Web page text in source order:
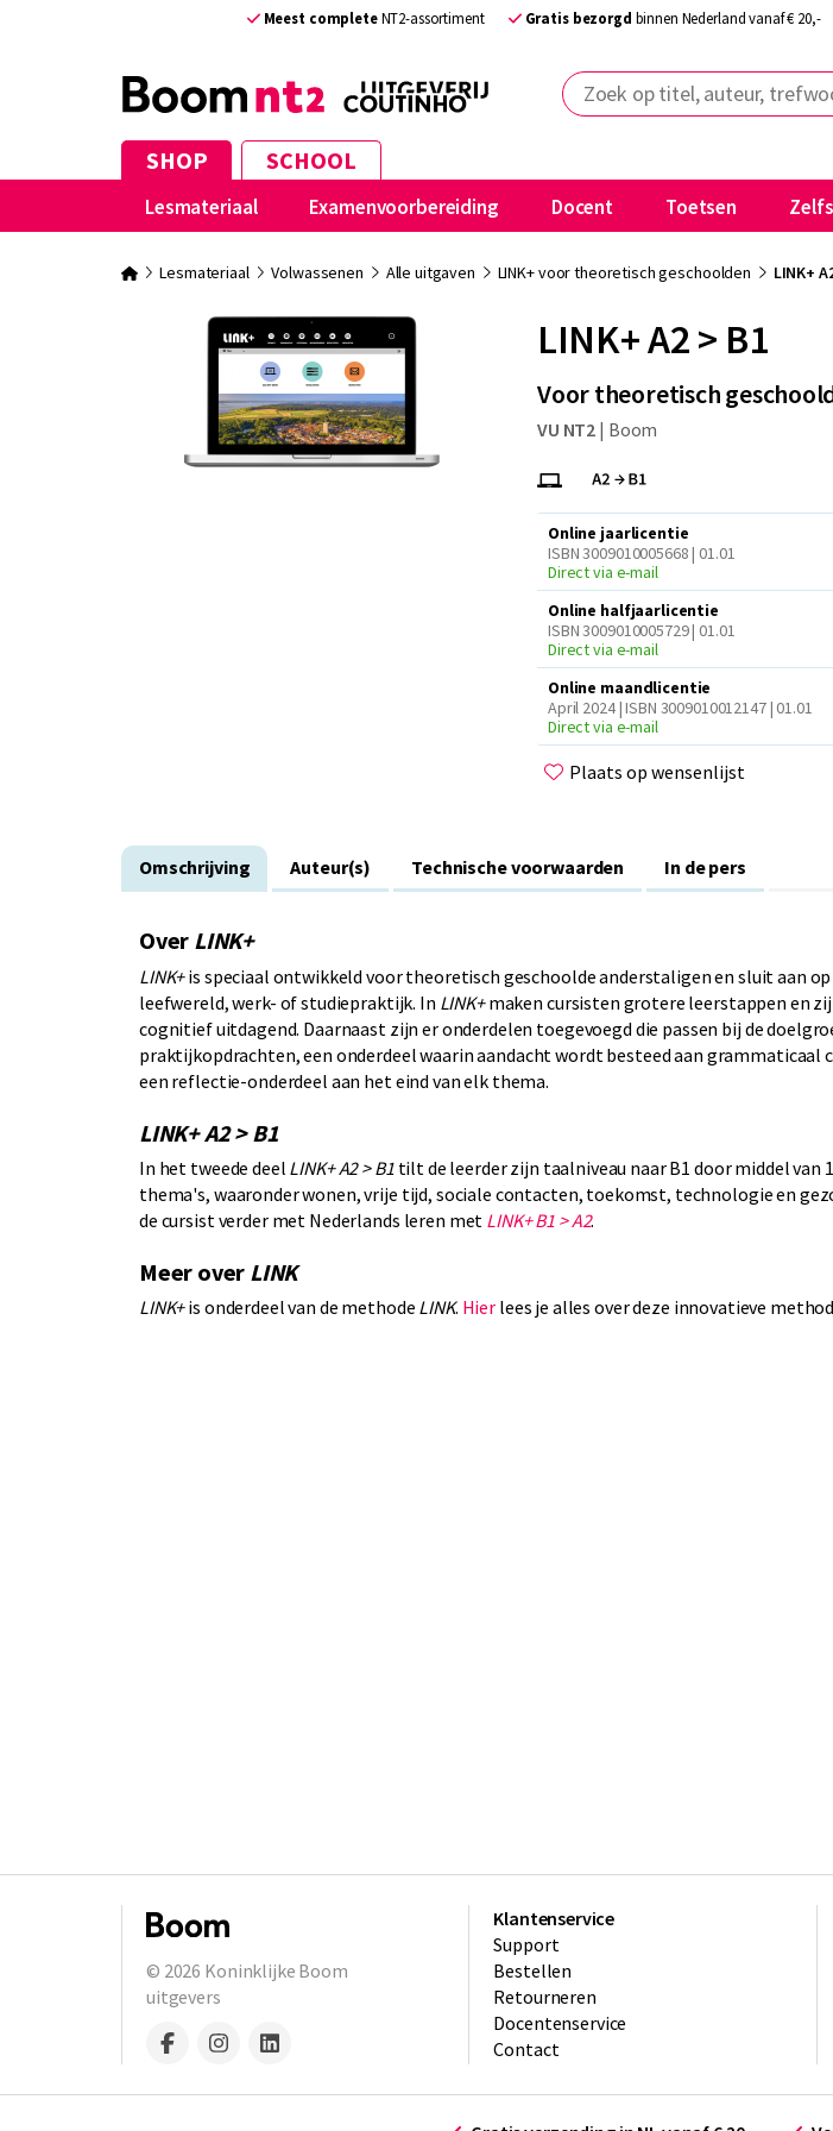
Meest completeNT2-assortiment Gratis bezorgd binnen Nederland vanaf € 20,-
Zoek op titel, auteur, trefwoord
SHOP SCHOOL
Lesmateriaal Examenvoorbereiding Docent Toetsen
Lesmateriaal Volwassenen Alle uitgaven LINK+ voor theoretisch geschoolden LINK+
LINK+ A2 > B1
Voor theoretisch
VU NT2 | Boom
Online jaarlicentie
ISBN 3009010005668 | 01.01
Direct via e-mail
Online halfjaarlicentie
ISBN 3009010005729 | 01.01
Direct via e-mail
Online maandlicentie
April 2024 | ISBN 3009010012147 | 01.01
Direct via e-mail
Plaats op wensenlijst
Omschrijving Auteur(s) Technische voorwaarden In de pers
Over LINK+
LINK+is speciaal ontwikkeld voor theoretisch geschoolde anderstaligen en sluit aan op
leefwereld, werk- of studiepraktijk. In LINK+maken cursisten grotere leerstappen en
cognitief uitdagend. Daarnaast zijn er onderdelen toegevoegd die passen bij de
praktijkopdrachten, een onderdeel waarin aandacht wordt besteed aan grammaticaal
een reflectie-onderdeel aan het eind van elk thema.
LINK+ A2 > B1
In het tweede deel LINK+ A2 > B1tilt de leerder zijn taalniveau naar B1 door middel van
thema's, waaronder wonen, vrije tijd, sociale contacten, toekomst, technologie en
de cursist verder met Nederlands leren met LINK+ B1 > A2.
Meer over LINK
LINK+is onderdeel van de methode LINK. Hier lees je alles over deze innovatieve
© 2026 Koninklijke Boom
uitgevers
Klantenservice
Support
Bestellen
​Retourneren
Docentenservice
Contact